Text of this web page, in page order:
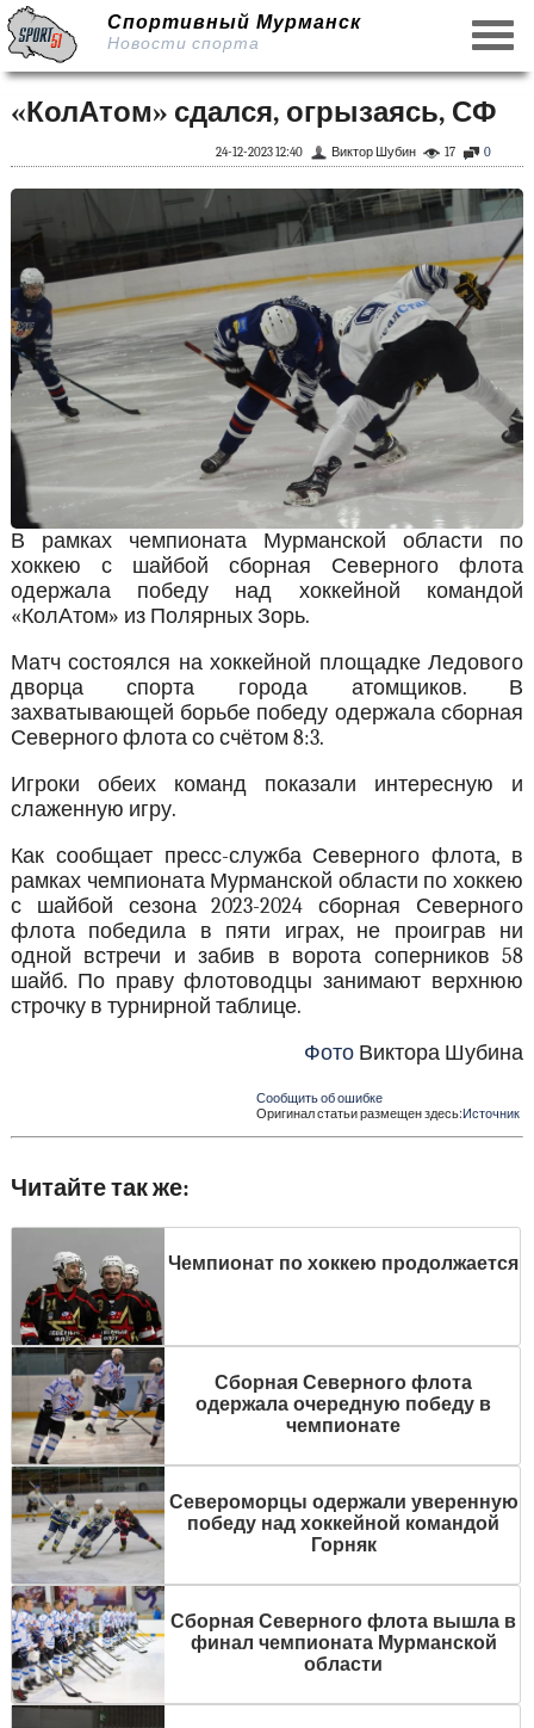
Спортивный Мурманск
Новости спорта
«КолАтом» сдался, огрызаясь, СФ
0
17
Виктор Шубин
24-12-2023 12:40
В рамках чемпионата Мурманской области по
хоккею с шайбой сборная Северного флота
одержала победу над хоккейной командой
«КолАтом» из Полярных Зорь.
Матч состоялся на хоккейной площадке Ледового
дворца спорта города атомщиков. В
захватывающей борьбе победу одержала сборная
Северного флота со счётом 8:3.
Игроки обеих команд показали интересную и
слаженную игру.
Как сообщает пресс-служба Северного флота, в
рамках чемпионата Мурманской области по хоккею
с шайбой сезона 2023-2024 сборная Северного
флота победила в пяти играх, не проиграв ни
одной встречи и забив в ворота соперников 58
шайб. По праву флотоводцы занимают верхнюю
строчку в турнирной таблице.
Фото Виктора Шубина
Сообщить об ошибке
Оригинал статьи размещен здесь:Источник
Читайте так же:
Чемпионат по хоккею продолжается
Сборная Северного флота
одержала очередную победу в
чемпионате
Североморцы одержали уверенную
победу над хоккейной командой
Горняк
Сборная Северного флота вышла в
финал чемпионата Мурманской
области